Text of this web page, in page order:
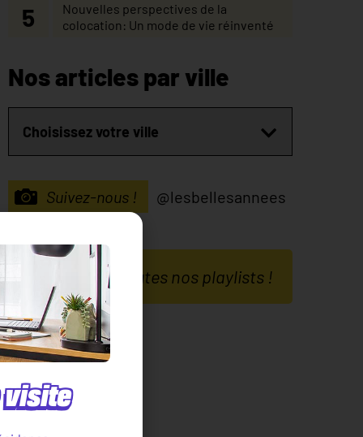
Nouvelles perspectives de la
colocation: Un mode de vie réinventé
Nos articles par ville
Suivez-nous ! @lesbellesannees
Découvrez toutes nos playlists !
visite